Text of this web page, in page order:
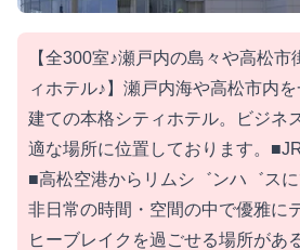
【全300室♪瀬戸内の島々や高松
ィホテル♪】瀬戸内海や高松市内
建ての本格シティホテル。ビジネ
適な場所に位置しております。
■高松空港からリムシ゛ンハ゛スに
非日常の時間・空間の中で優雅に
ヒーブレイクを過ごせる場所があ